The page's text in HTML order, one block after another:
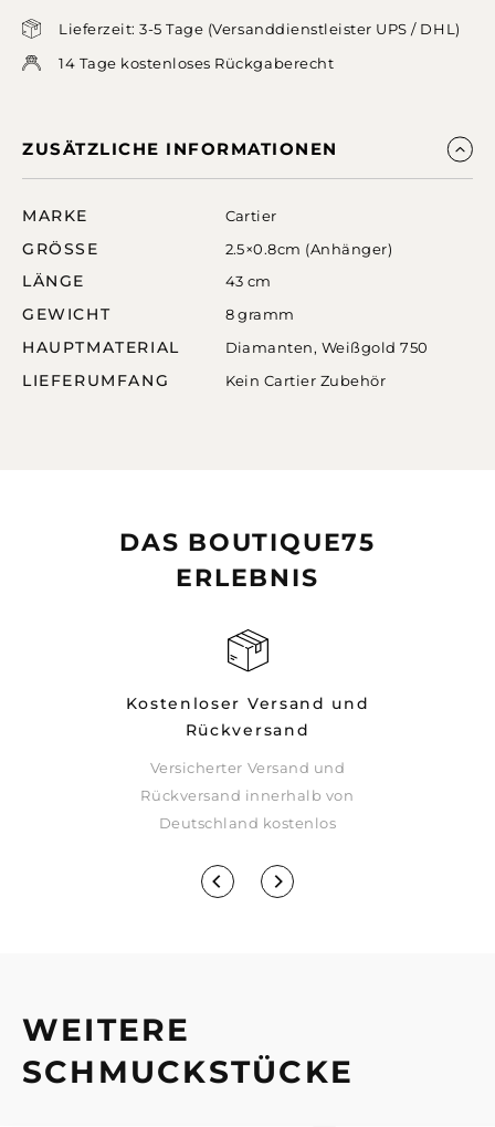
Lieferzeit: 3-5 Tage (Versanddienstleister UPS / DHL)
14 Tage kostenloses Rückgaberecht
ZUSÄTZLICHE INFORMATIONEN
MARKE Cartier
GRÖSSE 2.5×0.8cm (Anhänger)
LÄNGE 43 cm
GEWICHT 8 gramm
HAUPTMATERIAL Diamanten, Weißgold 750
LIEFERUMFANG Kein Cartier Zubehör
DAS BOUTIQUE75
ERLEBNIS
Kostenloser Versand und
Rückversand
Versicherter Versand und
Rückversand innerhalb von
Deutschland kostenlos
WEITERE
SCHMUCKSTÜCKE